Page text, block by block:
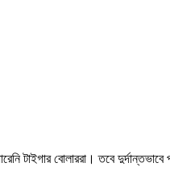
টাইগার বোলাররা। তবে